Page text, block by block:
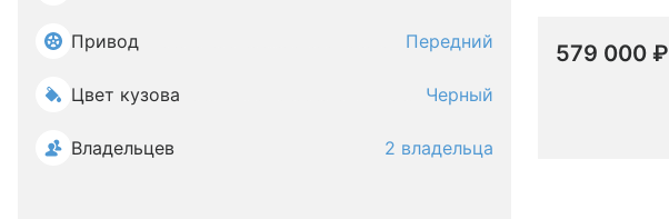
Привод Передний
Цвет кузова Черный
Владельцев 2 владельца
579 000 ₽